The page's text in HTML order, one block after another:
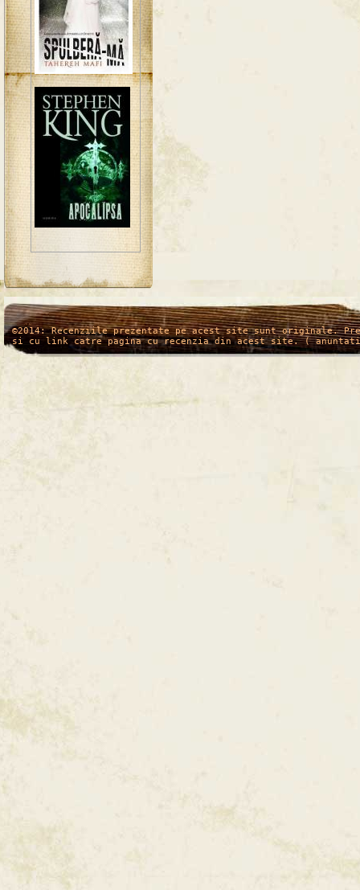
/* */
©2014: Recenziile prezentate pe acest site sunt originale.
si cu link catre pagina cu recenzia din acest site. (